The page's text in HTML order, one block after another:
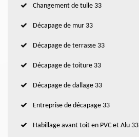
Changement de tuile 33
Décapage de mur 33
Décapage de terrasse 33
Décapage de toiture 33
Décapage de dallage 33
Entreprise de décapage 33
Habillage avant toit en PVC et Alu 33